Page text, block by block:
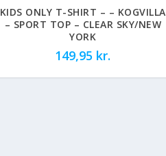
KIDS ONLY T-SHIRT – – KOGVILLA
– SPORT TOP – CLEAR SKY/NEW
YORK
149,95 kr.